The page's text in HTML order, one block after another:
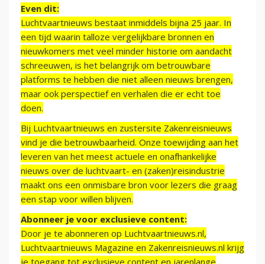
Even dit:
Luchtvaartnieuws bestaat inmiddels bijna 25 jaar. In
een tijd waarin talloze vergelijkbare bronnen en
nieuwkomers met veel minder historie om aandacht
schreeuwen, is het belangrijk om betrouwbare
platforms te hebben die niet alleen nieuws brengen,
maar ook perspectief en verhalen die er echt toe
doen.
Bij Luchtvaartnieuws en zustersite Zakenreisnieuws
vind je die betrouwbaarheid. Onze toewijding aan het
leveren van het meest actuele en onafhankelijke
nieuws over de luchtvaart- en (zaken)reisindustrie
maakt ons een onmisbare bron voor lezers die graag
een stap voor willen blijven.
Abonneer je voor exclusieve content:
Door je te abonneren op Luchtvaartnieuws.nl,
Luchtvaartnieuws Magazine en Zakenreisnieuws.nl krijg